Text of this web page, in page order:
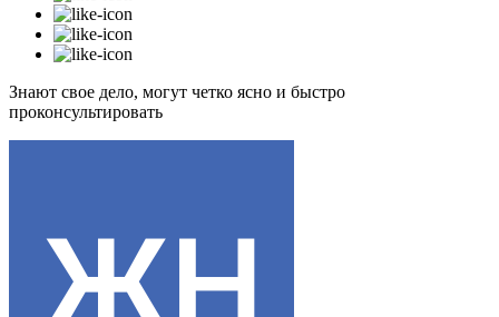
Знают свое дело, могут четко ясно и быстро
проконсультировать